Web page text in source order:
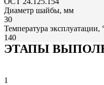
Диаметр шайбы, мм
30
Температура эксплуатации,
140
ЭТАПЫ
1